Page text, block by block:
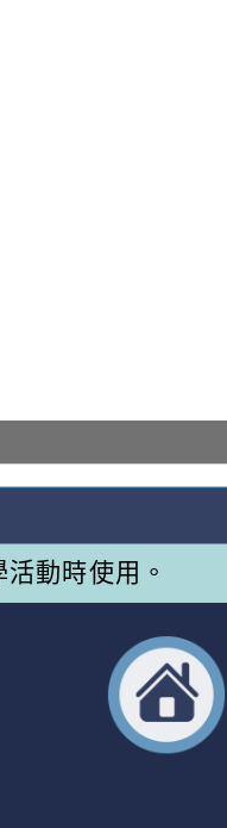
動時使用。